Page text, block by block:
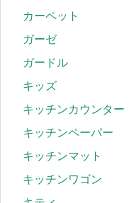
カーペット
ガーゼ
ガードル
キッズ
キッチンカウンター
キッチンペーパー
キッチンマット
キッチンワゴン